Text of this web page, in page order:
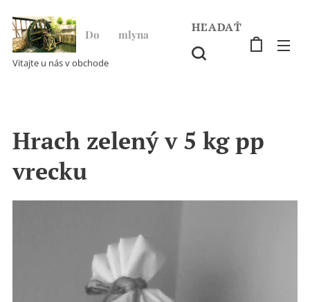
Do ♥ mlyna
Vitajte u nás v obchode
HĽADAŤ
Hrach zelený v 5 kg pp
vrecku